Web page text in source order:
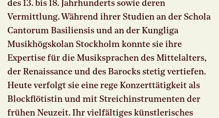
des 13. bis 18. Jahrhunderts sowie deren
Vermittlung. Während ihrer Studien an der Schola
Cantorum Basiliensis und an der Kungliga
Musikhögskolan Stockholm konnte sie ihre
Expertise für die Musiksprachen des Mittelalters,
der Renaissance und des Barocks stetig vertiefen.
Heute verfolgt sie eine rege Konzerttätigkeit als
Blockflötistin und mit Streichinstrumenten der
frühen Neuzeit. Ihr vielfältiges künstlerisches